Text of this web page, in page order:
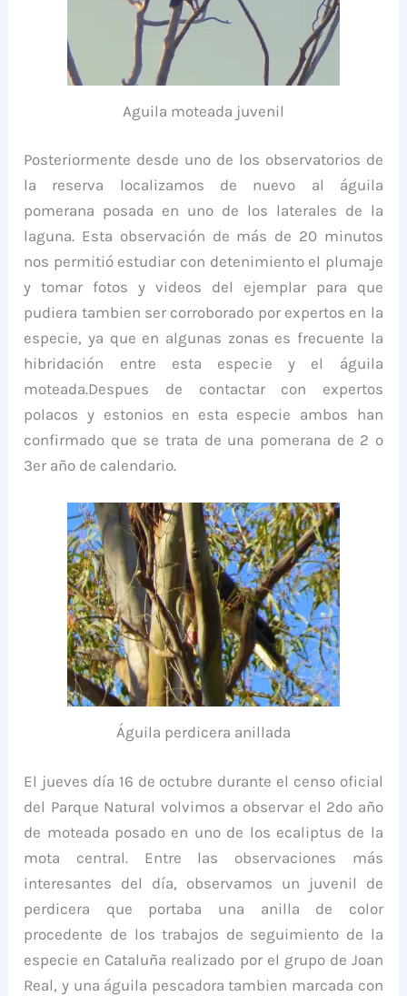
Aguila moteada juvenil
Posteriormente desde uno de los observatorios de
la reserva localizamos de nuevo al águila
pomerana posada en uno de los laterales de la
laguna. Esta observación de más de 20 minutos
nos permitió estudiar con detenimiento el plumaje
y tomar fotos y videos del ejemplar para que
pudiera tambien ser corroborado por expertos en la
especie, ya que en algunas zonas es frecuente la
hibridación entre esta especie y el águila
moteada.Despues de contactar con expertos
polacos y estonios en esta especie ambos han
confirmado que se trata de una pomerana de 2 o
3er año de calendario.
Águila perdicera anillada
El jueves día 16 de octubre durante el censo oficial
del Parque Natural volvimos a observar el 2do año
de moteada posado en uno de los ecaliptus de la
mota central. Entre las observaciones más
interesantes del día, observamos un juvenil de
perdicera que portaba una anilla de color
procedente de los trabajos de seguimiento de la
especie en Cataluña realizado por el grupo de Joan
Real, y una águila pescadora tambien marcada con